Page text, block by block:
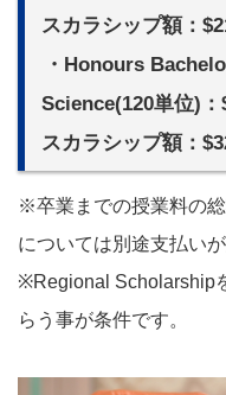
スカラシップ額：
・Honours
Science(120単位)
スカラシップ額：
※卒業までの授業料の
については別途支払いが
※Regional Scholarship
らう事が条件です。